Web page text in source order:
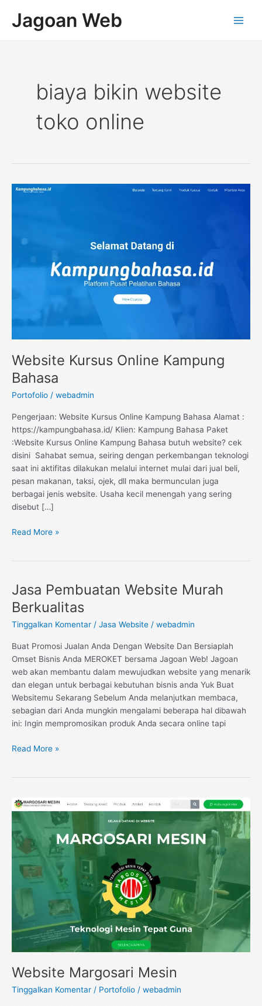
Jagoan Web
biaya bikin website
toko online
Website Kursus Online Kampung
Bahasa
Portofolio / webadmin
Pengerjaan: Website Kursus Online Kampung Bahasa Alamat :
https://kampungbahasa.id/ Klien: Kampung Bahasa Paket
:Website Kursus Online Kampung Bahasa butuh website? cek
disini Sahabat semua, seiring dengan perkembangan teknologi
saat ini aktifitas dilakukan melalui internet mulai dari jual beli,
pesan makanan, taksi, ojek, dll maka bermunculan juga
berbagai jenis website. Usaha kecil menengah yang sering
disebut […]
Website
Bahasa
Read More »
Jasa Pembuatan Website Murah
Berkualitas
Tinggalkan Komentar / Jasa Website / webadmin
Buat Promosi Jualan Anda Dengan Website Dan Bersiaplah
Omset Bisnis Anda MEROKET bersama Jagoan Web! Jagoan
web akan membantu dalam mewujudkan website yang menarik
dan elegan untuk berbagai kebutuhan bisnis anda Yuk Buat
Websitemu Sekarang Sebelum Anda melanjutkan membaca,
sebagian dari Anda mungkin mengalami beberapa hal dibawah
ini: Ingin mempromosikan produk Anda secara online tapi
Jasa
Pembuatan
Website
Murah
Read More »
Website Margosari Mesin
Tinggalkan Komentar / Portofolio / webadmin
Website
Margosari
Mesin
pagination